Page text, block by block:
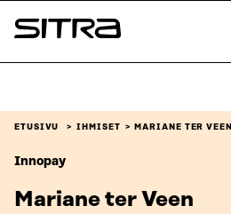
Siirry
suoraan
Sitra
ETUSIVU IHMISET MARIANE TER VEEN
Innopay
Mariane ter Veen